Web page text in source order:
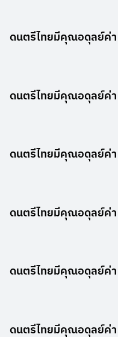
ดนตรีไทยมีคุณอดุลย์ค่า
ดนตรีไทยมีคุณอดุลย์ค่า
ดนตรีไทยมีคุณอดุลย์ค่า
ดนตรีไทยมีคุณอดุลย์ค่า
ดนตรีไทยมีคุณอดุลย์ค่า
ดนตรีไทยมีคุณอดุลย์ค่า